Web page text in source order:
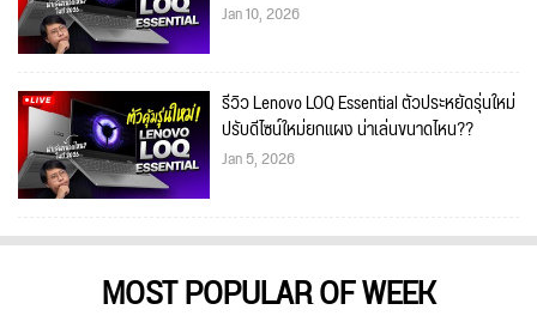
Jan 10, 2026
รีวิว Lenovo LOQ Essential ตัวประหยัดรุ่นใหม่
ปรับดีไซน์ใหม่ยกแผง น่าเล่นขนาดไหน??
Jan 5, 2026
MOST POPULAR OF WEEK